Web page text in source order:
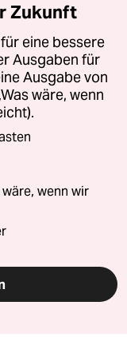
Zukunft
eine bessere
Ausgaben für
Ausgabe von
wäre, wenn
wenn wir